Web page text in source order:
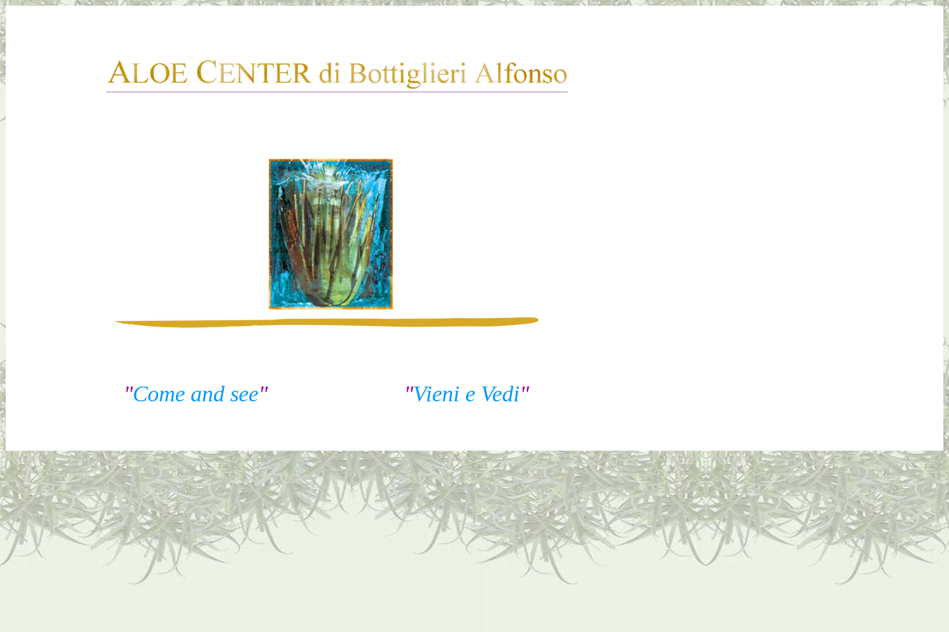
"Vieni e Vedi"
"Come and see"